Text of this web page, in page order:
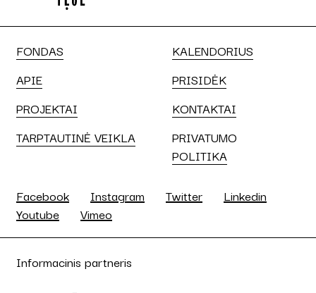
FONDAS
APIE
PROJEKTAI
TARPTAUTINĖ VEIKLA
KALENDORIUS
PRISIDĖK
KONTAKTAI
PRIVATUMO
POLITIKA
Facebook Instagram Twitter
Linkedin
Youtube
Vimeo
Informacinis partneris